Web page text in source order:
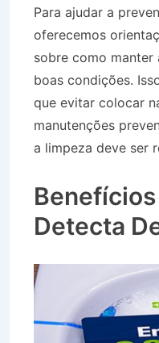
Para ajudar a
oferecemos
sobre como manter
boas condições.
que evitar colocar
manutenções
a limpeza deve ser
Detecta